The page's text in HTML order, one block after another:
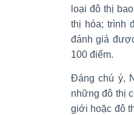
loại đô thị
thị hóa; trình
đánh giá
100 điểm.
Đáng chú ý,
những đô thị
giới hoặc đô